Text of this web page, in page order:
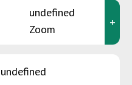
undefined
Zoom
+
undefined